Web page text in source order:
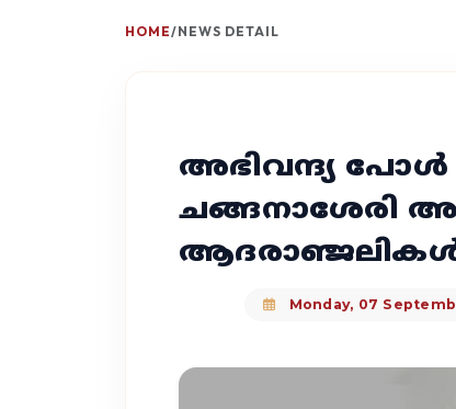
HOME/NEWS DETAIL
അഭിവന്ദ്യ പോള്‍
ചങ്ങനാശേരി
Monday, 07